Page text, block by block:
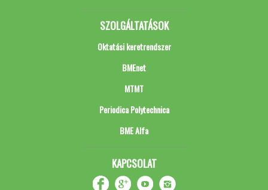
SZOLGÁLTATÁSOK
Oktatási keretrendszer
BMEnet
MTMT
Periodica Polytechnica
BME Alfa
KAPCSOLAT